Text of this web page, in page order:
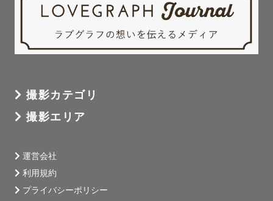
撮影カテゴリ
撮影エリア
運営会社
利用規約
プライバシーポリシー